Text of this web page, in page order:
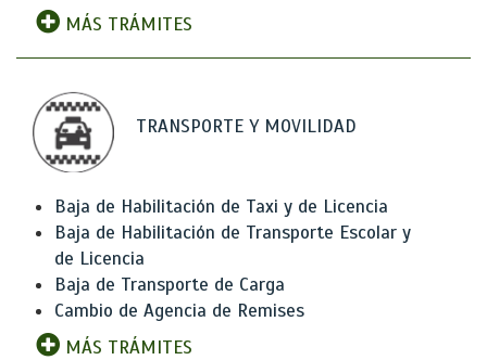
MÁS TRÁMITES
TRANSPORTE Y MOVILIDAD
Baja de Habilitación de Taxi y de Licencia
Baja de Habilitación de Transporte Escolar y
de Licencia
Baja de Transporte de Carga
Cambio de Agencia de Remises
MÁS TRÁMITES